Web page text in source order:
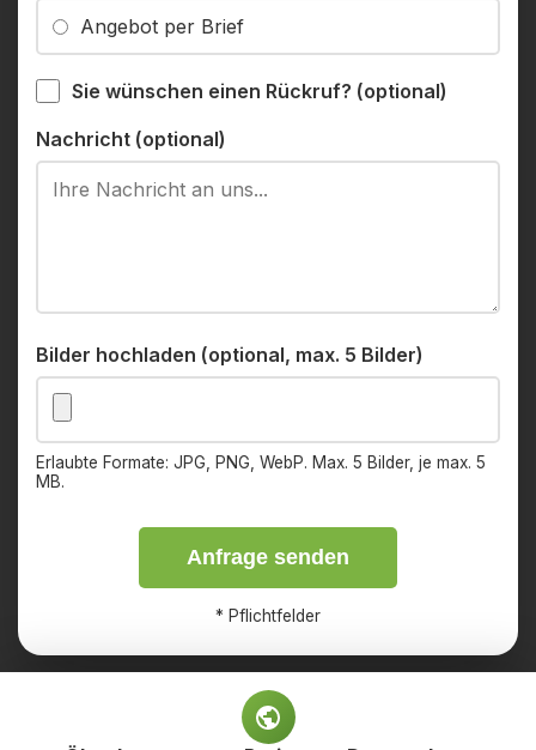
Angebot per Brief
Sie wünschen einen Rückruf? (optional)
Nachricht (optional)
Bilder hochladen (optional, max. 5 Bilder)
Erlaubte Formate: JPG, PNG, WebP. Max. 5 Bilder, je max. 5
MB.
Anfrage senden
* Pflichtfelder